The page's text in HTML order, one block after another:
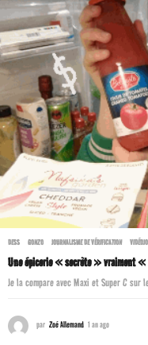
DESS ,GONZO ,JOURNALISME DE VÉRIFICATION ,
Une épicerie « secrète » vraiment «
Je la compare avec Maxi et Super C sur
par Zoé Allemand 1 an ago